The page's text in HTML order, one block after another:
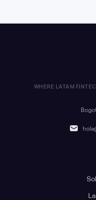
WHERE LATAM